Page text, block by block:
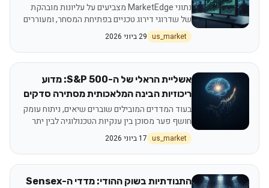
ההשקעות
נתוני MarketEdge מצביעים על עליונות מובהקת
של שדרוגי דירוג טכניים בפתיחת המסחר, ומעוררים
דיון על חוסן המגמה הנוכחית
us_market 29 ביוני 2026
אשליית הראלי של ה-S&P 500: מדוע
ריכוזיות הבינה המלאכותית מסתירה סדקים
בכלכלה האמריקאית
בעוד המדדים המובילים שוברים שיאים, ניתוח עומק
חושף פער מסוכן בין ענקיות הטכנולוגיה לבין יתר
החברות בשוק, ומעלה שאלות קשות על יציבות
הצמיחה
us_market 17 ביוני 2026
התנודתיות בשוק ההודי: מדדי ה-Sensex